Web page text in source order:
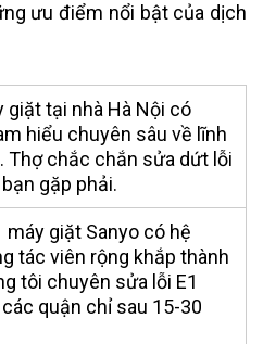
ưu điểm nổi bật của dịch
tại nhà Hà Nội có
hiểu chuyên sâu về lĩnh
Thợ chắc chắn sửa dứt lỗi
gặp phải.
giặt Sanyo có hệ
tác viên rộng khắp thành
tôi chuyên sửa lỗi E1
quận chỉ sau 15-30